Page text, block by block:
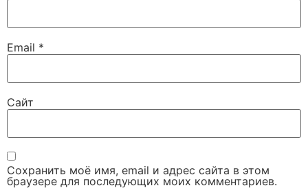
Email *
Сайт
Сохранить моё имя, email и адрес сайта в этом
браузере для последующих моих комментариев.